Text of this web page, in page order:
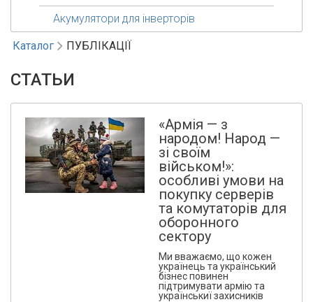
Акумулятори для інверторів
Каталог ПУБЛІКАЦІЇ
СТАТЬИ
«Армія — з
народом! Народ —
зі своїм
військом!»:
особливі умови на
покупку серверів
та комутаторів для
оборонного
сектору
Ми вважаємо, що кожен
українець та український
бізнес повинен
підтримувати армію та
українськиї захисників